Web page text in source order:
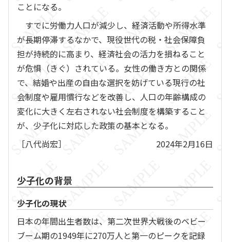
ことになる。
すでに労働力人口が減少し、経済活動や所得水準
が長期停滞するなかで、現役世代の税・社会保障負
担が持続的に高まり、経済社会の活力を損ねること
が危惧（きぐ）されている。女性の働き方との関係
で、結婚や出産の自由な選択を妨げている現行の社
会制度や雇用慣行などを改善し、人口の年齢構成の
変化に大きく左右されない社会制度を構築すること
が、少子化に対応した政策の基本となる。
［八代尚宏］
2024年2月16日
少子化の背景
少子化の現状
日本の年間出生者数は、第二次世界大戦後のベビー
ブーム期の1949年に270万人と第一のピークを記録